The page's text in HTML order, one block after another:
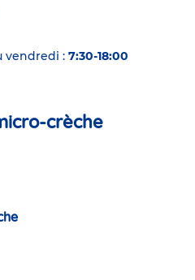
vendredi : 7:30-18:00
crèche